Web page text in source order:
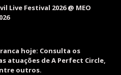
Live Festival 2026 @ MEO
hoje: Consulta os
atuações de A Perfect Circle,
outros.